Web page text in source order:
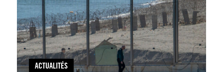
ACTUALITÉS